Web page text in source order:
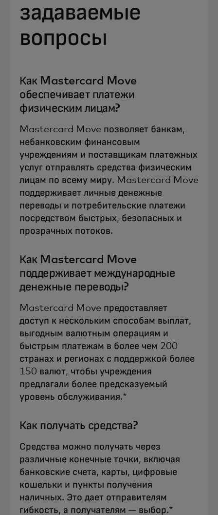
задаваемые
вопросы
Как Mastercard Move
обеспечивает платежи
физическим лицам?
Mastercard Move позволяет банкам,
небанковским финансовым
учреждениям и поставщикам платежных
услуг отправлять средства физическим
лицам по всему миру. Mastercard Move
поддерживает личные денежные
переводы и потребительские платежи
посредством быстрых, безопасных и
прозрачных потоков.
Как Mastercard Move
поддерживает международные
денежные переводы?
Mastercard Move предоставляет
доступ к нескольким способам выплат,
выгодным валютным операциям и
быстрым платежам в более чем 200
странах и регионах с поддержкой более
150 валют, чтобы учреждения
предлагали более предсказуемый
уровень обслуживания.*
Как получать средства?
Средства можно получать через
различные конечные точки, включая
банковские счета, карты, цифровые
кошельки и пункты получения
наличных. Это дает отправителям
гибкость, а получателям — выбор.*